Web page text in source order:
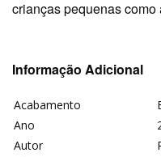
crianças pequenas como
Informação Adicional
Acabamento
Ano
Autor